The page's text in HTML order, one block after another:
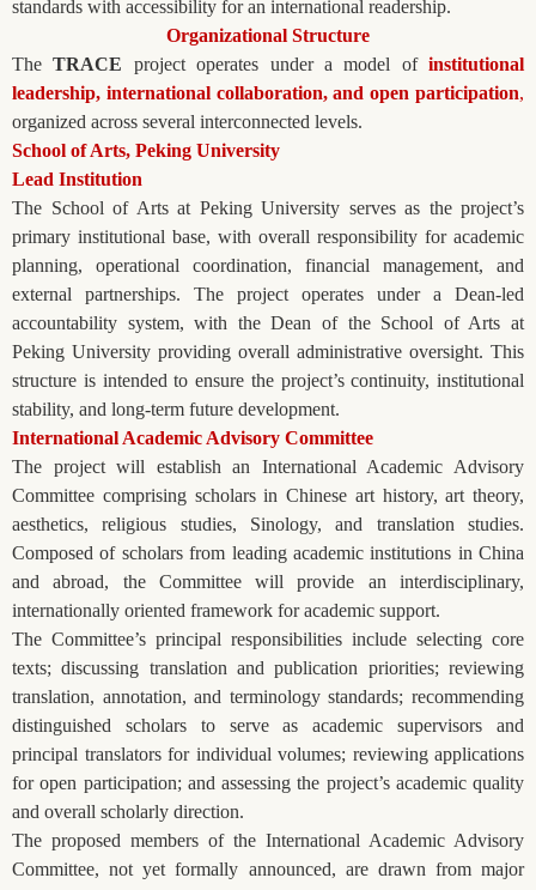
standards with accessibility for an international readership.
Organizational Structure
TheTRACE project operates under a model of institutional
leadership, international collaboration, and open participation,
organized across several interconnected levels.
School of Arts, Peking University
Lead Institution
The School of Arts at Peking University serves as the project’s
primary institutional base, with overall responsibility for academic
planning, operational coordination, financial management, and
external partnerships. The project operates under a Dean-led
accountability system, with the Dean of the School of Arts at
Peking University providing overall administrative oversight. This
structure is intended to ensure the project’s continuity, institutional
stability, and long-term future development.
International Academic Advisory Committee
The project will establish an International Academic Advisory
Committee comprising scholars in Chinese art history, art theory,
aesthetics, religious studies, Sinology, and translation studies.
Composed of scholars from leading academic institutions in China
and abroad, the Committee will provide an interdisciplinary,
internationally oriented framework for academic support.
The Committee’s principal responsibilities include selecting core
texts; discussing translation and publication priorities; reviewing
translation, annotation, and terminology standards; recommending
distinguished scholars to serve as academic supervisors and
principal translators for individual volumes; reviewing applications
for open participation; and assessing the project’s academic quality
and overall scholarly direction.
The proposed members of the International Academic Advisory
Committee, not yet formally announced, are drawn from major